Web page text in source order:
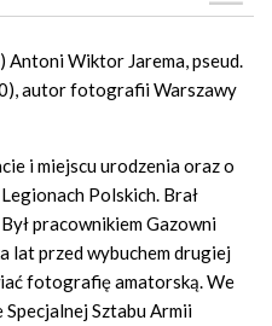
Antoni Wiktor Jarema, pseud.
autor fotografii Warszawy
i miejscu urodzenia oraz o
Polskich. Brał
pracownikiem Gazowni
lat przed wybuchem drugiej
fotografię amatorską. We
Specjalnej Sztabu Armii